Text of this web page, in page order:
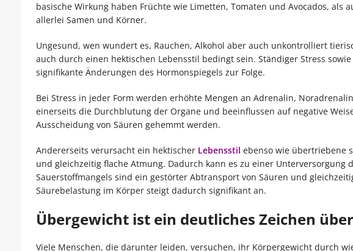
basische Wirkung haben Früchte wie Limetten, Tomaten und Avocados, als
allerlei Samen und Körner.
Ungesund, wen wundert es, Rauchen, Alkohol aber auch unkontrolliert
auch durch einen hektischen Lebensstil bedingt sein. Ständiger Stress
signifikante Änderungen des Hormonspiegels zur Folge.
Bei Stress in jeder Form werden erhöhte Mengen an Adrenalin,
einerseits die Durchblutung der Organe und beeinflussen auf negative
Ausscheidung von Säuren gehemmt werden.
Andererseits verursacht ein hektischer Lebensstil ebenso wie übertriebene
und gleichzeitig flache Atmung. Dadurch kann es zu einer Unterversorgung
Sauerstoffmangels sind ein gestörter Abtransport von Säuren und
Säurebelastung im Körper steigt dadurch signifikant an.
Übergewicht ist ein deutliches Zeichen
Viele Menschen, die darunter leiden, versuchen, ihr Körpergewicht durch